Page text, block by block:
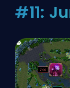
#11: